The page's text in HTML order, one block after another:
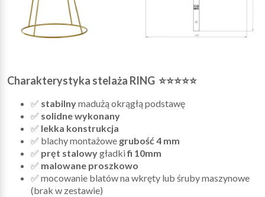
Charakterystyka stelaża RING ⭐⭐⭐⭐⭐
✅ stabilnymadużą okrągłą podstawę
✅ solidne wykonany
✅ lekka konstrukcja
✅ blachy montażowe grubość 4 mm
✅ pręt stalowygładkifi 10mm
✅ malowane proszkowo
✅ mocowanie blatów na wkręty lub śruby maszynowe
(brak w zestawie)